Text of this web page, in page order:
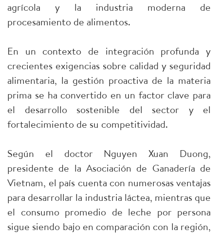
agrícola y la industria moderna de
procesamiento de alimentos.
En un contexto de integración profunda y
crecientes exigencias sobre calidad y seguridad
alimentaria, la gestión proactiva de la materia
prima se ha convertido en un factor clave para
el desarrollo sostenible del sector y el
fortalecimiento de su competitividad.
Según el doctor Nguyen Xuan Duong,
presidente de la Asociación de Ganadería de
Vietnam, el país cuenta con numerosas ventajas
para desarrollar la industria láctea, mientras que
el consumo promedio de leche por persona
sigue siendo bajo en comparación con la región,